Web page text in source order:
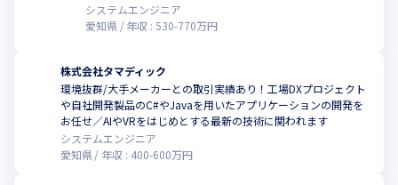
システムエンジニア
愛知県
年収 :530-770万円
株式会社タマディック
環境抜群/大手メーカーとの取引実績あり！工場DXプロジェクト
や自社開発製品のC#やJavaを用いたアプリケーションの開発を
お任せ／AIやVRをはじめとする最新の技術に関われます
システムエンジニア
愛知県
年収 : 400-600万円